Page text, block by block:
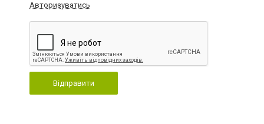
Авторизуватись
Відправити